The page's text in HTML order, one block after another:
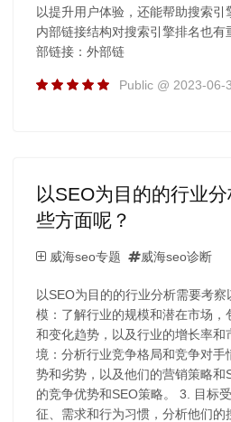
以提升用户体验，还能帮助搜索
内部链接结构对搜索引擎排名也
部链接：外部链
Public @ 2023-06-
以SEO为目的的行业
些方面呢？
威海seo专题 威海seo诊断
以SEO为目的的行业分析需要考
模：了解行业的规模和潜在市场
和变化趋势，以及行业的增长率
境：分析行业竞争格局和竞争对
势和劣势，以及他们的营销策略和
的竞争优势和SEO策略。 3. 目标
征、需求和行为习惯，分析他们的